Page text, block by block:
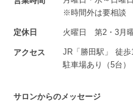
※時間外は要相談
定休日 火曜日 第2・3月
アクセス
JR「勝田駅」 徒歩
駐車場あり（5台）
サロンからのメッセージ